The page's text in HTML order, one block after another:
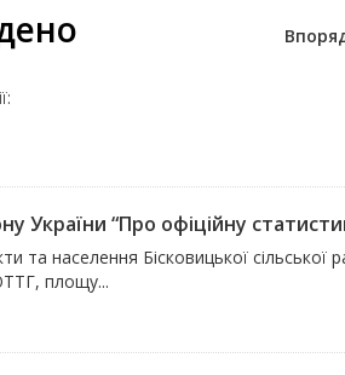
України “Про офіційну
та населення Бісковицької
площу...